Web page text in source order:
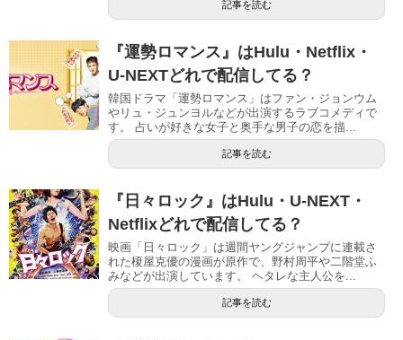
記事を読む
『運勢ロマンス』はHulu・Netflix・
U-NEXTどれで配信してる？
韓国ドラマ「運勢ロマンス」はファン・ジョンウム
やリュ・ジュンヨルなどが出演するラブコメディで
す。 占いが好きな女子と奥手な男子の恋を描...
記事を読む
『日々ロック』はHulu・U-NEXT・
Netflixどれで配信してる？
映画「日々ロック」は週間ヤングジャンプに連載さ
れた榎屋克優の漫画が原作で、野村周平や二階堂ふ
みなどが出演しています。 ヘタレな主人公を...
記事を読む